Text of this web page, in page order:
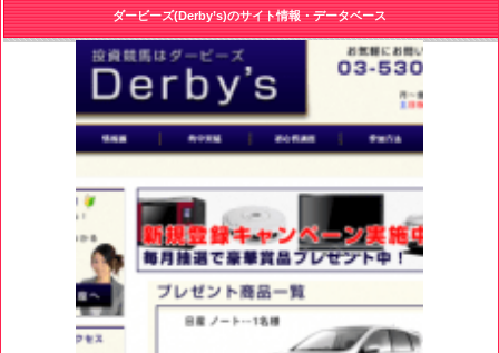
ダービーズ(Derby’s)のサイト情報・データベース